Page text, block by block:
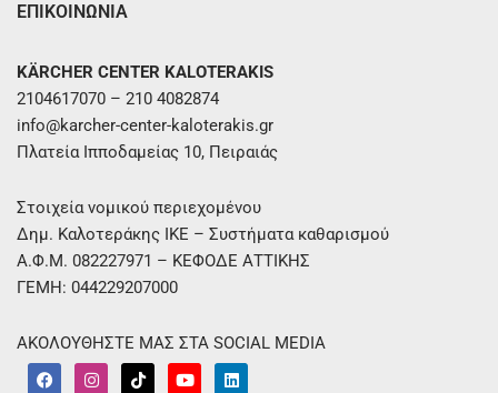
ΕΠΙΚΟΙΝΩΝΙΑ
KÄRCHER CENTER KALOTERAKIS
2104617070 – 210 4082874
info@karcher-center-kaloterakis.gr
Πλατεία Ιπποδαμείας 10, Πειραιάς
Στοιχεία νομικού περιεχομένου
Δημ. Καλοτεράκης ΙΚΕ – Συστήματα καθαρισμού
Α.Φ.Μ. 082227971 – ΚΕΦΟΔΕ ΑΤΤΙΚΗΣ
ΓΕΜΗ: 044229207000
ΑΚΟΛΟΥΘΗΣΤΕ ΜΑΣ ΣΤΑ SOCIAL MEDIA
F
a
I
n
T
i
Y
o
L
i